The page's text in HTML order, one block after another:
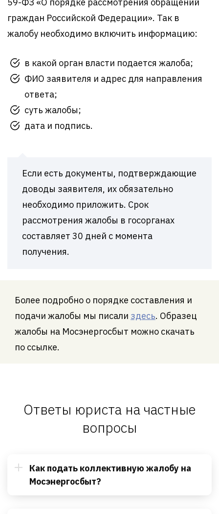
граждан Российской Федерации». Так в
жалобу необходимо включить информацию:
в какой орган власти подается жалоба;
ФИО заявителя и адрес для направления
ответа;
суть жалобы;
дата и подпись.
Если есть документы, подтверждающие
доводы заявителя, их обязательно
необходимо приложить. Срок
рассмотрения жалобы в госорганах
составляет 30 дней с момента
получения.
Более подробно о порядке составления и
подачи жалобы мы писали здесь. Образец
жалобы на Мосэнергосбыт можно скачать
по ссылке.
Ответы юриста на частные
вопросы
Как подать коллективную жалобу на
Мосэнергосбыт?